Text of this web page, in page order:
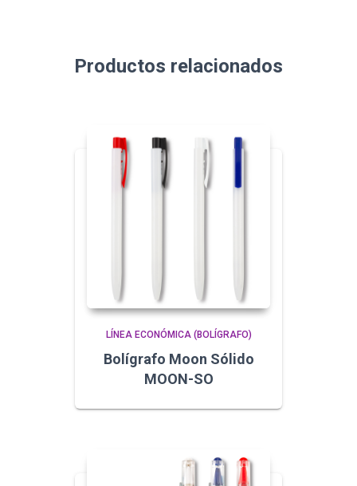
Productos relacionados
LÍNEA ECONÓMICA (BOLÍGRAFO)
Bolígrafo Moon Sólido
MOON-SO